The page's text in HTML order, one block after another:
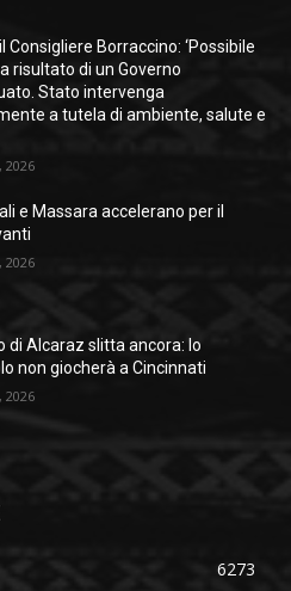
Consigliere Borraccino: ‘Possibile
risultato di un Governo
Stato intervenga
a tutela di ambiente, salute e
2026
e Massara accelerano per il
2026
di Alcaraz slitta ancora: lo
non giocherà a Cincinnati
2026
6273